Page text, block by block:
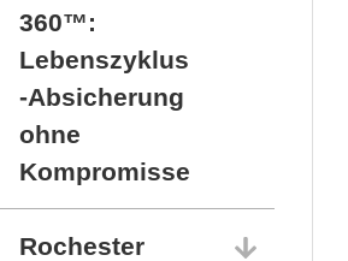
360™:
Lebenszyklus
-Absicherung
ohne
Kompromisse
Rochester